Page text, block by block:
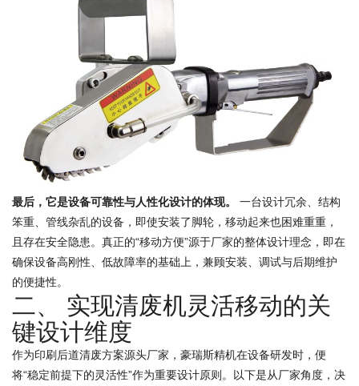
最后，它是设备可靠性与人性化设计的体现。
一台设计冗余、结构
笨重、管线杂乱的设备，即使安装了脚轮，移动起来也困难重重，
且存在安全隐患。真正的“移动方便”源于厂家的整体设计理念，即在
确保设备高刚性、低故障率的基础上，兼顾安装、调试与后期维护
的便捷性。
二、 实现清废机灵活移动的关
键设计维度
作为印刷后道清废方案源头厂家，豪瑞斯精机在设备研发时，便
将“稳定前提下的灵活性”作为重要设计原则。以下是从厂家角度，决